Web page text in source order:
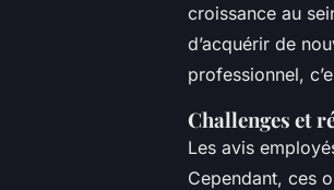
croissance au
d’acquérir de
professionnel,
Challenges et
Les avis
Cependant, ces